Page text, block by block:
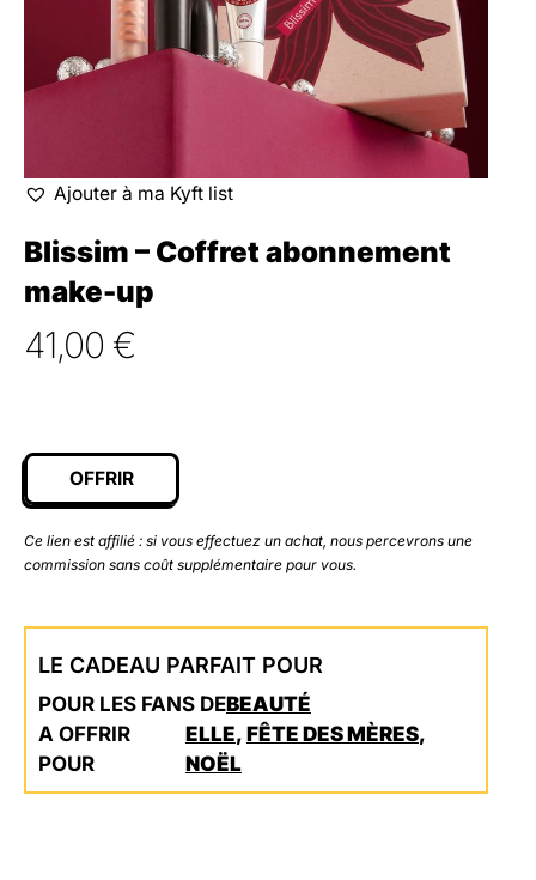
Ajouter à ma Kyft list
Blissim – Coffret abonnement
make-up
41,00 €
OFFRIR
Ce lien est affilié : si vous effectuez un achat, nous percevrons une
commission sans coût supplémentaire pour vous.
LE CADEAU PARFAIT POUR
POUR LES FANS DEBEAUTÉ
A OFFRIR
POUR
ELLE, FÊTE DES MÈRES,
NOËL